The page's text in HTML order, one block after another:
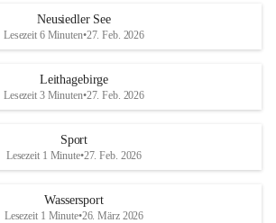
wirtschaftlichen
EU Nr. 18
r
S
Neusiedler See
Lesezeit 6 Minuten•27. Feb. 2026
Leithagebirge
Lesezeit 3 Minuten•27. Feb. 2026
Sport
Lesezeit 1 Minute•27. Feb. 2026
Wassersport
Lesezeit 1 Minute•26. März 2026